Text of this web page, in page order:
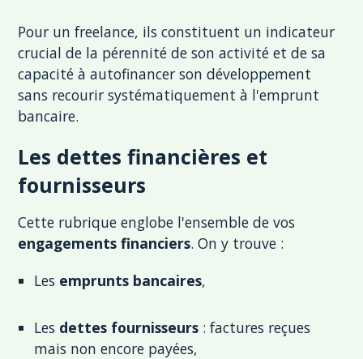
Pour un freelance, ils constituent un indicateur
crucial de la pérennité de son activité et de sa
capacité à autofinancer son développement
sans recourir systématiquement à l'emprunt
bancaire.
Les dettes financières et
fournisseurs
Cette rubrique englobe l'ensemble de vos
engagements financiers. On y trouve :
Les emprunts bancaires,
Les dettes fournisseurs : factures reçues
mais non encore payées,